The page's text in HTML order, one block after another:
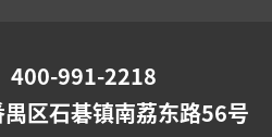
400-991-2218
区石碁镇南荔东路56号